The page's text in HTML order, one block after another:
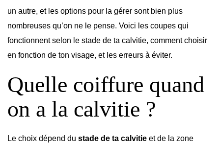
un autre, et les options pour la gérer sont bien plus
nombreuses qu’on ne le pense. Voici les coupes qui
fonctionnent selon le stade de ta calvitie, comment choisir
en fonction de ton visage, et les erreurs à éviter.
Quelle coiffure quand
on a la calvitie ?
Le choix dépend du stade de ta calvitie et de la zone